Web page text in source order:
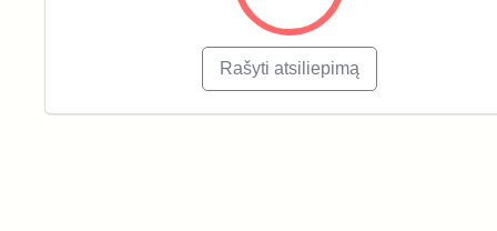
Rašyti atsiliepimą